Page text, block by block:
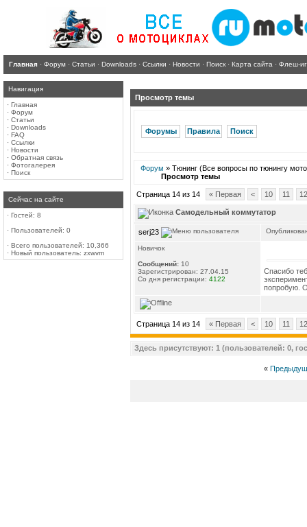
Главная · Форум · Статьи · Downloads · Ссылки · Новости · Поиск · Карта сайта · Флеш-
Навигация
· Главная
· Форум
· Статьи
· Downloads
· FAQ
· Ссылки
· Новости
· Обратная связь
· Фотогалерея
· Поиск
Сейчас на сайте
· Гостей: 8
· Пользователей: 0
· Всего пользователей: 10,366
· Новый пользователь: zxwvm
Просмотр темы
Форумы Правила Поиск
Форум » Тюнинг (Все вопросы по тюнингу
Просмотр темы
Страница 14 из 14 « Первая < 10 11 12
Самодельный коммутатор
serj23
Новичок
Сообщений: 10
Зарегистрирован: 27.04.15
Со дня регистрации: 4122
Спасибо
попробую.
Страница 14 из 14 « Первая < 10 11 12
Здесь присутствуют: 1 (пользователей: 0,
«